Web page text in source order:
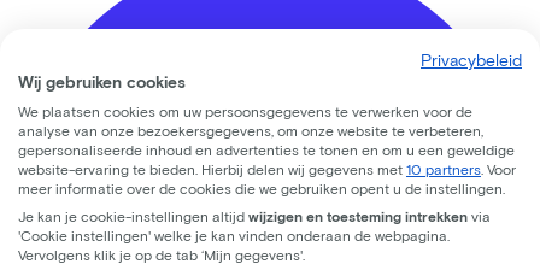
Privacybeleid
Wij gebruiken cookies
We plaatsen cookies om uw persoonsgegevens te verwerken voor de
analyse van onze bezoekersgegevens, om onze website te verbeteren,
gepersonaliseerde inhoud en advertenties te tonen en om u een geweldige
website-ervaring te bieden. Hierbij delen wij gegevens met 10 partners . Voor
meer informatie over de cookies die we gebruiken opent u de instellingen.
Je kan je cookie-instellingen altijd wijzigen en toesteming intrekken via
'Cookie instellingen' welke je kan vinden onderaan de webpagina.
Vervolgens klik je op de tab ‘Mijn gegevens'.